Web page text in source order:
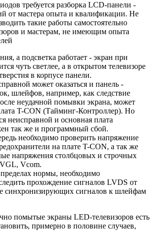
требуется разборка LCD-панели -
от мастера опыта и квалификации. Не
такие работы самостоятельно
и мастерам, не имеющим опыта
а подсветка работает - экран при
чуть светлее, а в открытом телевизоре
в корпусе панели.
может оказаться и панель -
шлейфов, например, как следствие
неудачной помывки экрана, может
T-CON (Тайминг-Контроллер). Но
неисправной и основная плата
так же и программный сбой.
необходимо проверить напряжение
на плате T-CON, а так же
напряжения столбцовых и строчных
Vcom.
нормы, необходимо
прохождение сигналов LVDS от
синхронизирующих сигналов к шлейфам
помытые экраны LED-телевизоров есть
примерно в половине случаев,